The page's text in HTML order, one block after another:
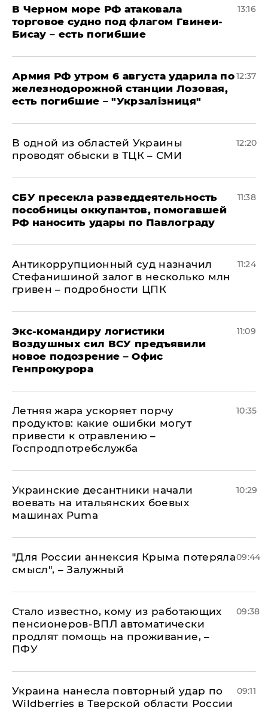
В Черном море РФ атаковала
торговое судно под флагом Гвинеи-
Бисау – есть погибшие
13:16
Армия РФ утром 6 августа ударила по
железнодорожной станции Лозовая,
есть погибшие – "Укрзалізниця"
12:37
В одной из областей Украины
проводят обыски в ТЦК – СМИ
12:20
СБУ пресекла разведдеятельность
пособницы оккупантов, помогавшей
РФ наносить удары по Павлограду
11:38
Антикоррупционный суд назначил
Стефанишиной залог в несколько млн
гривен – подробности ЦПК
11:24
Экс-командиру логистики
Воздушных сил ВСУ предъявили
новое подозрение – Офис
Генпрокурора
11:09
Летняя жара ускоряет порчу
продуктов: какие ошибки могут
привести к отравлению –
Госпродпотребслужба
10:35
Украинские десантники начали
воевать на итальянских боевых
машинах Puma
10:29
"Для России аннексия Крыма потеряла
смысл", – Залужный
09:44
Стало известно, кому из работающих
пенсионеров-ВПЛ автоматически
продлят помощь на проживание, –
ПФУ
09:38
Украина нанесла повторный удар по
Wildberries в Тверской области России
09:11